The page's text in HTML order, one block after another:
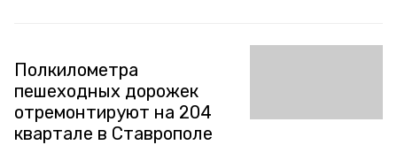
Полкилометра
пешеходных дорожек
отремонтируют на 204
квартале в Ставрополе